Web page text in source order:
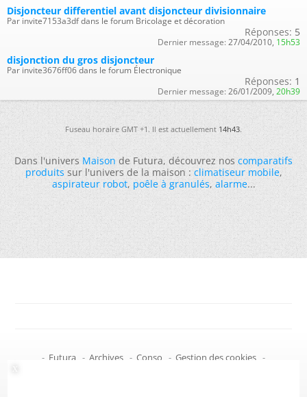
Disjoncteur differentiel avant disjoncteur divisionnaire
Par invite7153a3df dans le forum Bricolage et décoration
Réponses: 5
Dernier message: 27/04/2010, 15h53
disjonction du gros disjoncteur
Par invite3676ff06 dans le forum Électronique
Réponses: 1
Dernier message: 26/01/2009, 20h39
Fuseau horaire GMT +1. Il est actuellement14h43.
Dans l'universMaisonde Futura, découvrez noscomparatifs
produitssur l'univers de la maison :climatiseur mobile,
aspirateur robot,poêle à granulés,alarme...
- Futura - Archives - Conso - Gestion des cookies -